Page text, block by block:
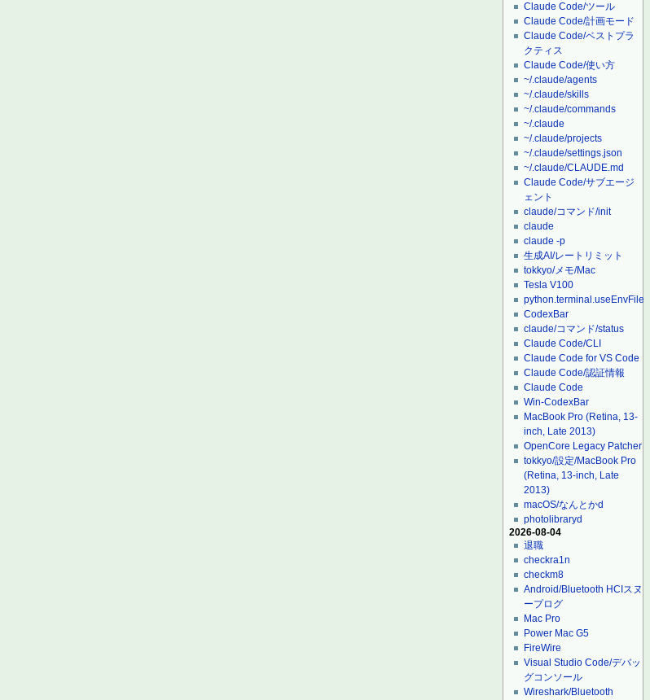
Claude Code/ツール
Claude Code/計画モード
Claude Code/ベストプラ
クティス
Claude Code/使い方
~/.claude/agents
~/.claude/skills
~/.claude/commands
~/.claude
~/.claude/projects
~/.claude/settings.json
~/.claude/CLAUDE.md
Claude Code/サブエージ
ェント
claude/コマンド/init
claude
claude -p
生成AI/レートリミット
tokkyo/メモ/Mac
Tesla V100
python.terminal.useEnvFile
CodexBar
claude/コマンド/status
Claude Code/CLI
Claude Code for VS Code
Claude Code/認証情報
Claude Code
Win-CodexBar
MacBook Pro (Retina, 13-
inch, Late 2013)
OpenCore Legacy Patcher
tokkyo/設定/MacBook Pro
(Retina, 13-inch, Late
2013)
macOS/なんとかd
photolibraryd
2026-08-04
退職
checkra1n
checkm8
Android/Bluetooth HCIスヌ
ープログ
Mac Pro
Power Mac G5
FireWire
Visual Studio Code/デバッ
グコンソール
Wireshark/Bluetooth